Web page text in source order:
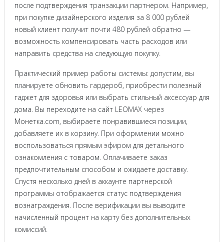
после подтверждения транзакции партнером. Например,
при покупке дизайнерского изделия за 8 000 рублей
новый клиент получит почти 480 рублей обратно —
возможность компенсировать часть расходов или
направить средства на следующую покупку.
Практический пример работы системы: допустим, вы
планируете обновить гардероб, приобрести полезный
гаджет для здоровья или выбрать стильный аксессуар для
дома. Вы переходите на сайт LEOMAX через
Монетка.com, выбираете понравившиеся позиции,
добавляете их в корзину. При оформлении можно
воспользоваться прямым эфиром для детального
ознакомления с товаром. Оплачиваете заказ
предпочтительным способом и ожидаете доставку.
Спустя несколько дней в аккаунте партнерской
программы отображается статус подтверждения
вознаграждения. После верификации вы выводите
начисленный процент на карту без дополнительных
комиссий.